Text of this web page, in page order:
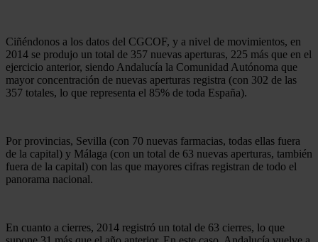
Ciñéndonos a los datos del CGCOF, y a nivel de movimientos, en
2014 se produjo un total de 357 nuevas aperturas, 225 más que en el
ejercicio anterior, siendo Andalucía la Comunidad Autónoma que
mayor concentración de nuevas aperturas registra (con 302 de las
357 totales, lo que representa el 85% de toda España).
Por provincias, Sevilla (con 70 nuevas farmacias, todas ellas fuera
de la capital) y Málaga (con un total de 63 nuevas aperturas, también
fuera de la capital) con las que mayores cifras registran de todo el
panorama nacional.
En cuanto a cierres, 2014 registró un total de 63 cierres, lo que